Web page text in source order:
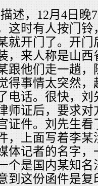
述，12月4日晚
这时有人按门
就开门了。开
，来人称是山
跟他们走一趟
得事情太突然
电话。很快，
师证后，要求
证件。刘先生
，上面写着李
体记者的名字
个是国内某知
到这份函件是复